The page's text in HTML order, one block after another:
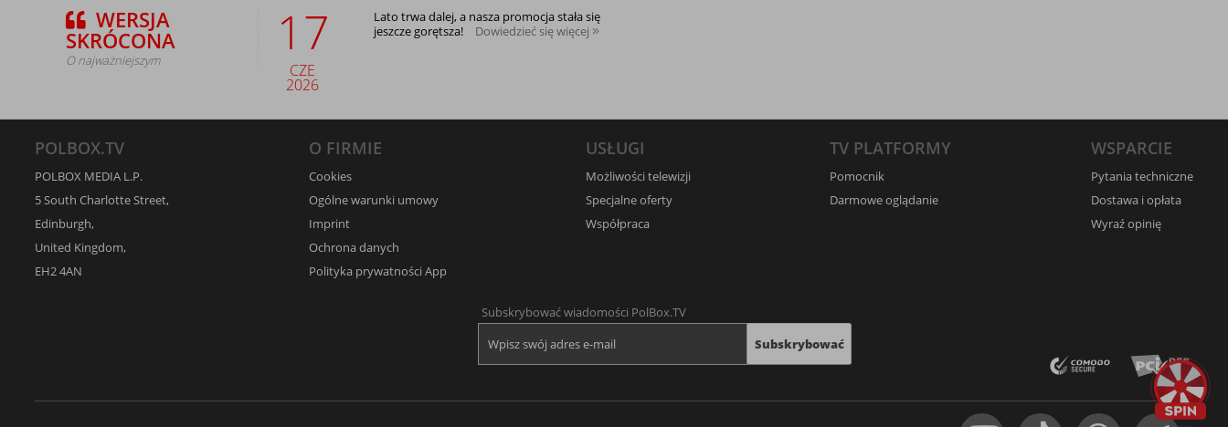
WERSJA
SKRÓCONA
O najważniejszym 17
CZE
2026
Lato trwa dalej, a nasza promocja stała się
jeszcze gorętsza!
Dowiedzieć się więcej
POLBOX.TV
POLBOX MEDIA L.P.
5 South Charlotte Street,
Edinburgh,
United Kingdom,
EH2 4AN
O FIRMIE
Cookies
Ogólne warunki umowy
Imprint
Ochrona danych
Polityka prywatności App
USŁUGI
Możliwości telewizji
Specjalne oferty
Współpraca
TV PLATFORMY
Pomocnik
Darmowe oglądanie
WSPARCIE
Pytania techniczne
Dostawa i opłata
Wyraź opinię
Subskrybować wiadomości PolBox.TV
Subskrybować